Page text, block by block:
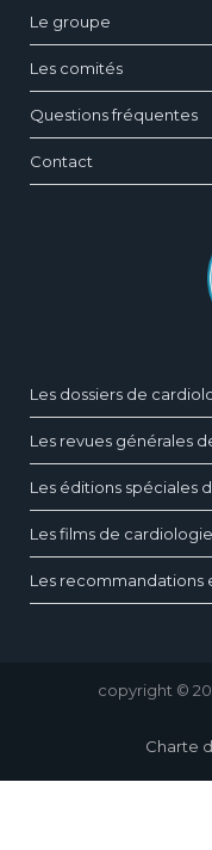
Le groupe
Les comités
Questions fréquentes
Contact
Les dossiers de
Les revues générales
Les éditions spéciales
Les films de cardiologie
Les recommandations
copyright ©
Charte